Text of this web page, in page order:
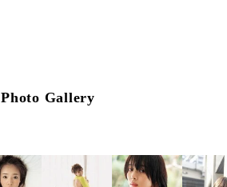
Photo Gallery